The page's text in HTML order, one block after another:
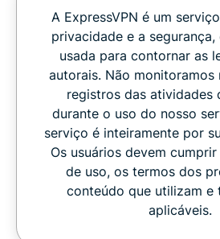
A ExpressVPN é um
privacidade e a segurança,
usada para contornar as
autorais. Não monitoramos
registros das atividades
durante o uso do nosso
serviço é inteiramente por
Os usuários devem
de uso, os termos dos
conteúdo que utilizam e
aplicáveis.